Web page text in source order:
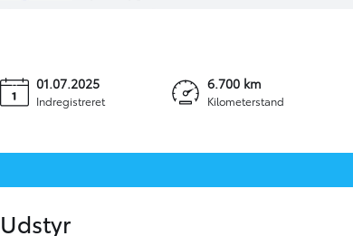
1.0 benzin (72 hk) Active
Indregistreret
01.07.2025
Kilometerstand
6.700 km
Udstyr